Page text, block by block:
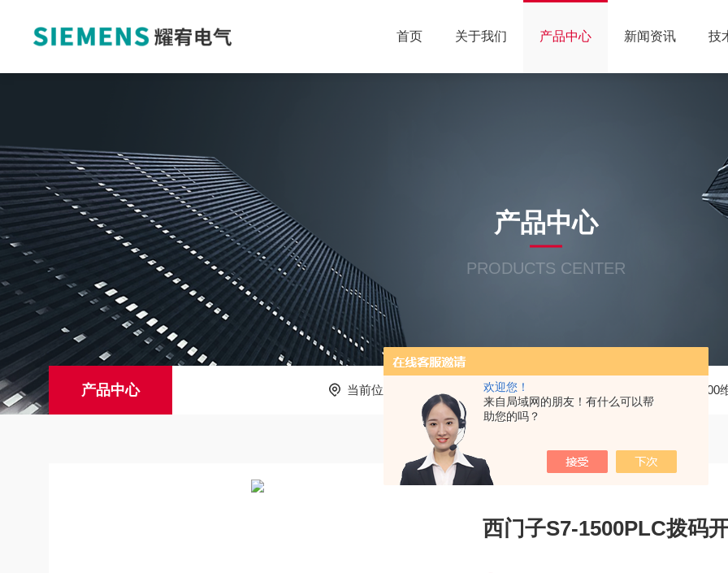
欢迎您！
来自局域网的朋友！有什么可以帮
助您的吗？
首页 关于我们 产品中心 新闻资讯 技
产品中心
PRODUCTS CENTER
产品中心 当前位置： 产品中心 西门子PLC1500
西门子S7-1500PLC拨码